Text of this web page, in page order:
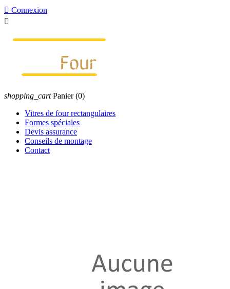
 Connexion

shopping_cart Panier (0)
Vitres de four rectangulaires
Formes spéciales
Devis assurance
Conseils de montage
Contact